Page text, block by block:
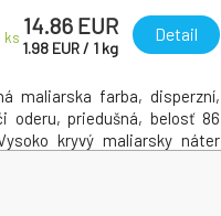
ks 14.86 EUR
1.98 EUR / 1 kg
Detail
maliarska farba, disperzní,
oderu, priedušná, belosť 86
kryvý maliarsky náter